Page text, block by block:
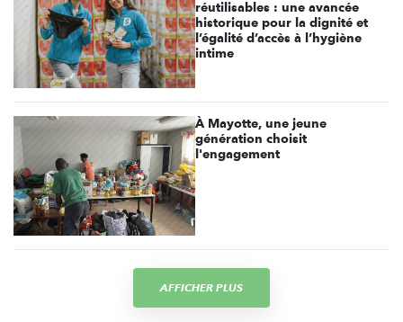
réutilisables : une avancée
historique pour la dignité et
l’égalité d’accès à l’hygiène
intime
À Mayotte, une jeune
génération choisit
l'engagement
AFFICHER PLUS